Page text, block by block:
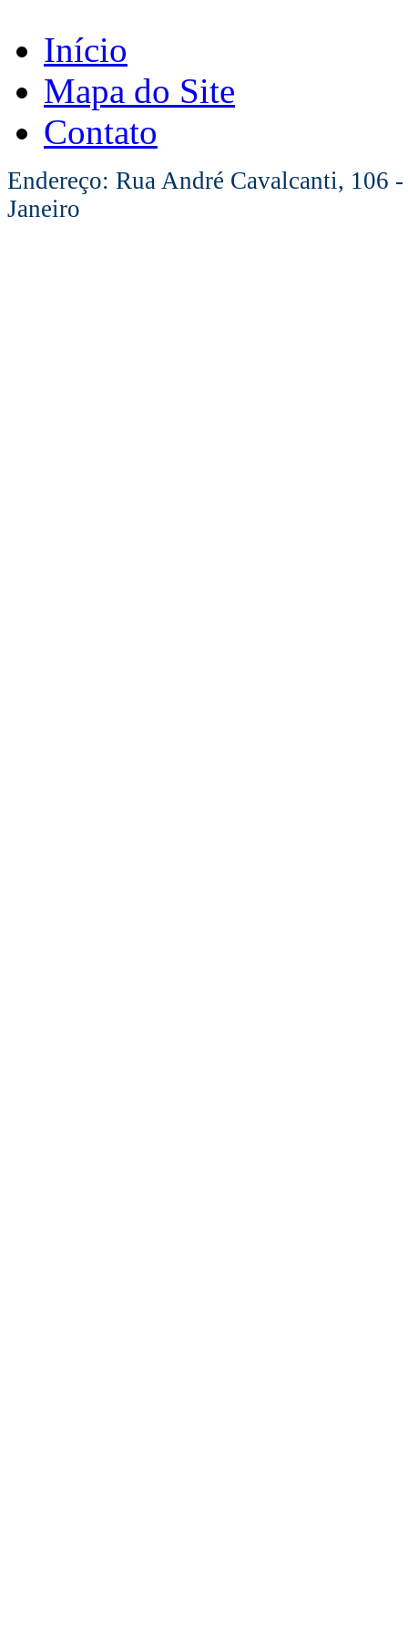
Início
Mapa do Site
Contato
Endereço: Rua André Cavalcanti, 106
Janeiro